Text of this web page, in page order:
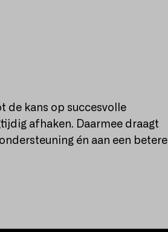
de kans op succesvolle
afhaken. Daarmee draagt
én aan een betere